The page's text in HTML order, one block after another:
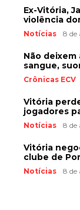
Ex-Vitória,
violência
Notícias 8 de
Não deixem
sangue,
Crônicas ECV
Vitória
jogadores
Notícias 8 de
Vitória
clube de
Notícias 8 de